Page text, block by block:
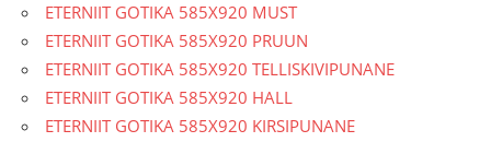
ETERNIIT GOTIKA 585X920 MUST
ETERNIIT GOTIKA 585X920 PRUUN
ETERNIIT GOTIKA 585X920 TELLISKIVIPUNANE
ETERNIIT GOTIKA 585X920 HALL
ETERNIIT GOTIKA 585X920 KIRSIPUNANE